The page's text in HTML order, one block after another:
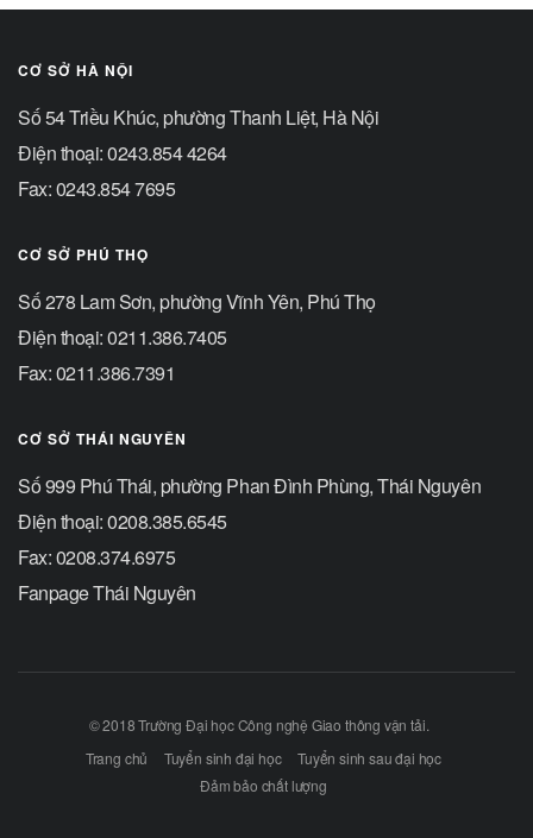
CƠ SỞ HÀ NỘI
Số 54 Triều Khúc, phường Thanh Liệt, Hà Nội
Điện thoại: 0243.854 4264
Fax: 0243.854 7695
CƠ SỞ PHÚ THỌ
Số 278 Lam Sơn, phường Vĩnh Yên, Phú Thọ
Điện thoại: 0211.386.7405
Fax: 0211.386.7391
CƠ SỞ THÁI NGUYÊN
Số 999 Phú Thái, phường Phan Đình Phùng, Thái Nguyên
Điện thoại: 0208.385.6545
Fax: 0208.374.6975
Fanpage Thái Nguyên
© 2018 Trường Đại học Công nghệ Giao thông vận tải.
Trang chủ
Tuyển sinh đại học
Tuyển sinh sau đại học
Đảm bảo chất lượng